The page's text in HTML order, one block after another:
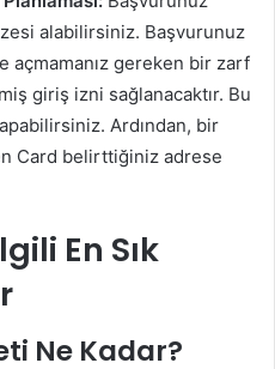
alabilirsiniz. Başvurunuz
açmamanız gereken bir zarf
giriş izni sağlanacaktır. Bu
Ardından, bir
Card belirttiğiniz adrese
En Sık
Ne Kadar?